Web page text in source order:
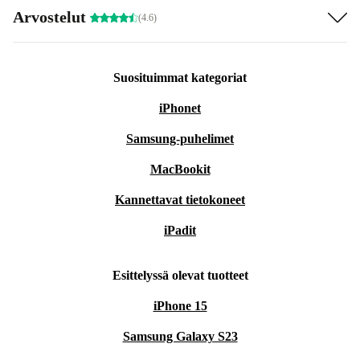
Arvostelut (4.6)
Suosituimmat kategoriat
iPhonet
Samsung-puhelimet
MacBookit
Kannettavat tietokoneet
iPadit
Esittelyssä olevat tuotteet
iPhone 15
Samsung Galaxy S23